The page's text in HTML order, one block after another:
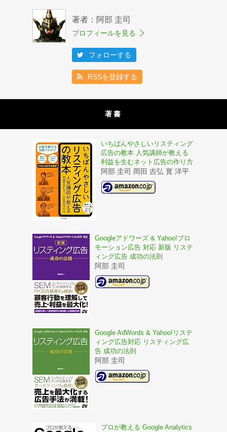
著者：阿部 圭司
プロフィールを見る
フォローする
RSSを登録する
著書
いちばんやさしいリスティング
広告の教本 人気講師が教える
利益を生むネット広告の作り方
阿部 圭司 岡田 吉弘 寳 洋平
Googleアドワーズ & Yahoo!プロ
モーション広告 対応 新版 リステ
ィング広告 成功の法則
阿部 圭司
Google AdWords & Yahoo!リステ
ィング広告対応 リスティング広
告 成功の法則
阿部 圭司
プロが教える Google Analytics